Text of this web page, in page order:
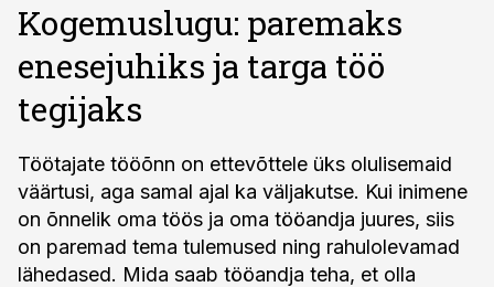
Kogemuslugu: paremaks
enesejuhiks ja targa töö
tegijaks
Töötajate tööõnn on ettevõttele üks olulisemaid
väärtusi, aga samal ajal ka väljakutse. Kui inimene
on õnnelik oma töös ja oma tööandja juures, siis
on paremad tema tulemused ning rahulolevamad
lähedased. Mida saab tööandja teha, et olla